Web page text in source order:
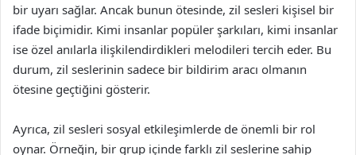
bir uyarı sağlar. Ancak bunun ötesinde, zil sesleri kişisel bir
ifade biçimidir. Kimi insanlar popüler şarkıları, kimi insanlar
ise özel anılarla ilişkilendirdikleri melodileri tercih eder. Bu
durum, zil seslerinin sadece bir bildirim aracı olmanın
ötesine geçtiğini gösterir.
Ayrıca, zil sesleri sosyal etkileşimlerde de önemli bir rol
oynar. Örneğin, bir grup içinde farklı zil seslerine sahip